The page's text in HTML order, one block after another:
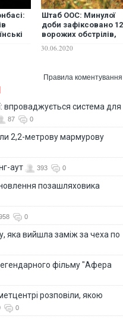
Штаб ООС: Минулої
доби зафіксовано 12
ворожих обстрілів,
міномети, два воїни
30.06.2020
Правила
впроваджується система для
87 0
2,2-метрову мармурову
аут 393 0
позашляховика
0
яка вийшла заміж за чеха по
фільму "Афера
розповіли, якою
0